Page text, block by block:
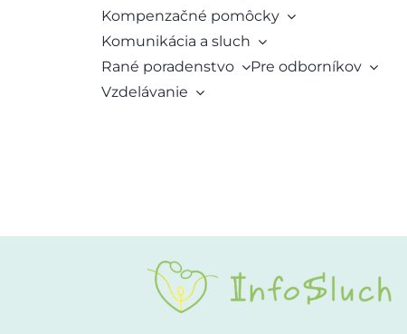
Kompenzačné pomôcky
Komunikácia a sluch
Rané poradenstvo
Pre odborníkov
Vzdelávanie